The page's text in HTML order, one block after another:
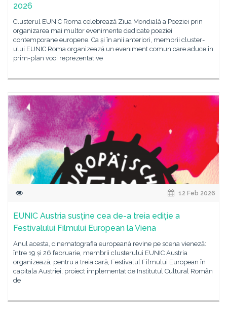
2026
Clusterul EUNIC Roma celebrează Ziua Mondială a Poeziei prin
organizarea mai multor evenimente dedicate poeziei
contemporane europene. Ca și în anii anteriori, membrii cluster-
ului EUNIC Roma organizează un eveniment comun care aduce în
prim-plan voci reprezentative
12 Feb 2026
EUNIC Austria susține cea de-a treia ediție a
Festivalului Filmului European la Viena
Anul acesta, cinematografia europeană revine pe scena vieneză:
între 19 și 26 februarie, membrii clusterului EUNIC Austria
organizează, pentru a treia oară, Festivalul Filmului European în
capitala Austriei, proiect implementat de Institutul Cultural Român
de